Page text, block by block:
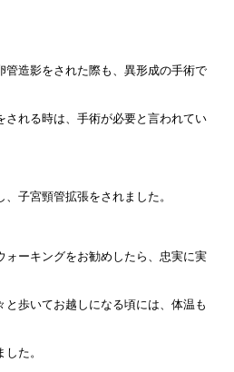
管造影をされた際も、異形成の手術で
される時は、手術が必要と言われてい
子宮頸管拡張をされました。
ォーキングをお勧めしたら、忠実に実
歩いてお越しになる頃には、体温も
た。